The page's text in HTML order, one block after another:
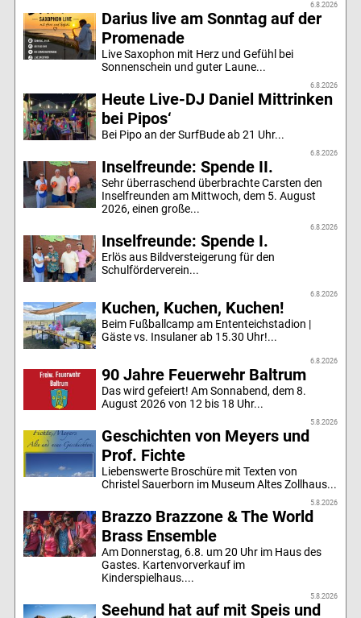
6.8.2026
Darius live am Sonntag auf der
Promenade
Live Saxophon mit Herz und Gefühl bei
Sonnenschein und guter Laune...
6.8.2026
Heute Live-DJ Daniel Mittrinken
bei Pipos‘
Bei Pipo an der SurfBude ab 21 Uhr...
6.8.2026
Inselfreunde: Spende II.
Sehr überraschend überbrachte Carsten den
Inselfreunden am Mittwoch, dem 5. August
2026, einen große...
6.8.2026
Inselfreunde: Spende I.
Erlös aus Bildversteigerung für den
Schulförderverein...
6.8.2026
Kuchen, Kuchen, Kuchen!
Beim Fußballcamp am Ententeichstadion |
Gäste vs. Insulaner ab 15.30 Uhr!...
6.8.2026
90 Jahre Feuerwehr Baltrum
Das wird gefeiert! Am Sonnabend, dem 8.
August 2026 von 12 bis 18 Uhr...
5.8.2026
Geschichten von Meyers und
Prof. Fichte
Liebenswerte Broschüre mit Texten von
Christel Sauerborn im Museum Altes Zollhaus...
5.8.2026
Brazzo Brazzone & The World
Brass Ensemble
Am Donnerstag, 6.8. um 20 Uhr im Haus des
Gastes. Kartenvorverkauf im
Kinderspielhaus....
5.8.2026
Seehund hat auf mit Speis und